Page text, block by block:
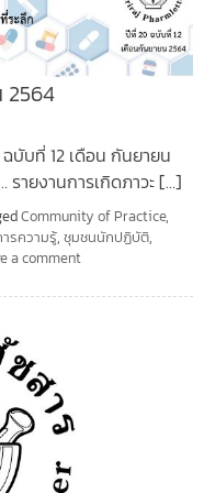
2564
บับที่ 12 เดือน กันยายน
รายงานการเกิดภาวะ […]
Community of Practice,
รความรู้, ชุมชนนักปฏิบัติ,
a comment